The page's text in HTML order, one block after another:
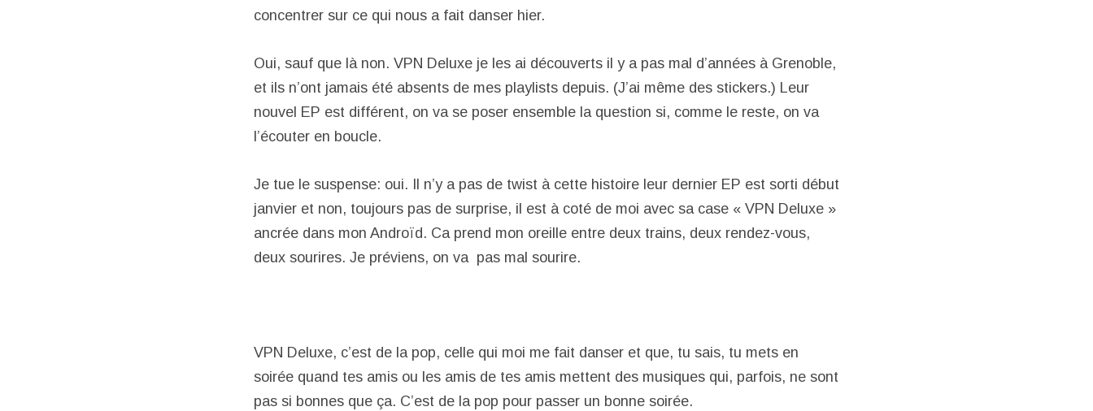
concentrer sur ce qui nous a fait danser hier.
Oui, sauf que là non. VPN Deluxe je les ai découverts il y a pas mal d’années à Grenoble,
et ils n’ont jamais été absents de mes playlists depuis. (J’ai même des stickers.) Leur
nouvel EP est différent, on va se poser ensemble la question si, comme le reste, on va
l’écouter en boucle.
Je tue le suspense: oui. Il n’y a pas de twist à cette histoire leur dernier EP est sorti début
janvier et non, toujours pas de surprise, il est à coté de moi avec sa case « VPN Deluxe »
ancrée dans mon Androïd. Ca prend mon oreille entre deux trains, deux rendez-vous,
deux sourires. Je préviens, on va pas mal sourire.
VPN Deluxe, c’est de la pop, celle qui moi me fait danser et que, tu sais, tu mets en
soirée quand tes amis ou les amis de tes amis mettent des musiques qui, parfois, ne sont
pas si bonnes que ça. C’est de la pop pour passer un bonne soirée.